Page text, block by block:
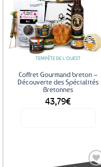
favoris
TEMPÊTE DE L'OUEST
Coffret Gourmand breton –
Découverte des Spécialités
Bretonnes
43,79€